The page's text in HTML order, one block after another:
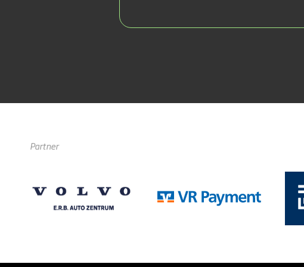
Partner